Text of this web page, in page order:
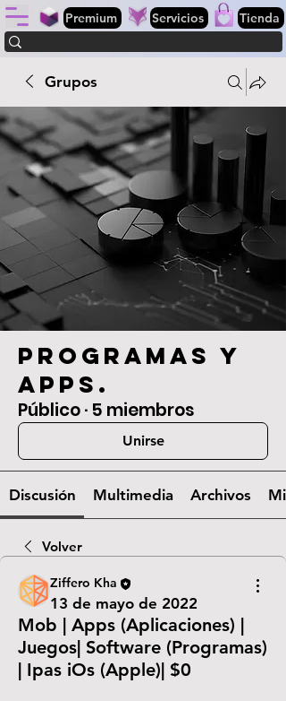
Premium Servicios Tienda
Grupos
Programas y
apps.
Público· 5 miembros
Unirse
Discusión Multimedia Archivos
Volver
Ziffero Kha
13 de mayo de 2022
Mob | Apps (Aplicaciones) |
Juegos| Software (Programas)
| Ipas iOs (Apple)| $0